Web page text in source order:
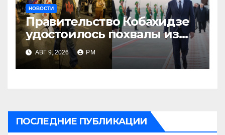
НОВОСТИ
Правительство Кобахидзе
удостоилось похвалы из
Москвы
АВГ 9, 2026 РМ
ПОСЛЕДНИЕ ПУБЛИКАЦИИ